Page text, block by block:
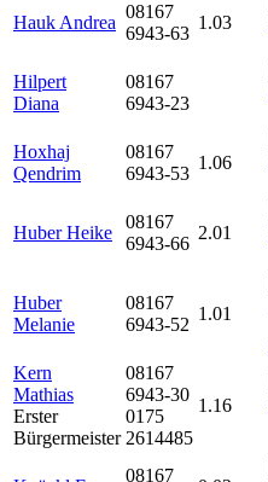
Hauk Andrea
08167
6943-63
1.03
Hilpert
Diana
08167
6943-23
Hoxhaj
Qendrim
08167
6943-53
1.06
Huber Heike
08167
6943-66
2.01
Huber
Melanie
08167
6943-52
1.01
Kern
Mathias
Erster
Bürgermeister
08167
6943-30
0175
2614485
1.16
08167